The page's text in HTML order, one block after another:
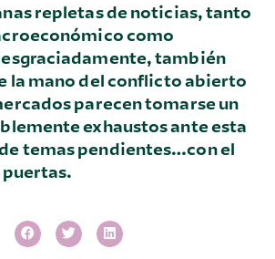
repletas de noticias, tanto
como
también
la mano del conflicto abierto
parecen tomarse un
exhaustos ante esta
temas pendientes…con el
puertas.